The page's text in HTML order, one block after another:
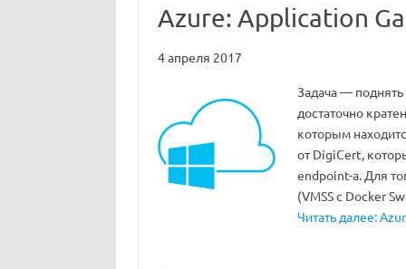
Azure: Application
4 апреля 2017
Задача —
достаточно
которым
от DigiCert,
endpoint-а. Для
(VMSS с Docker
Читать далее: